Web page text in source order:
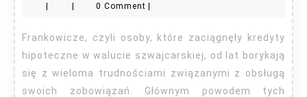
mają
problem?
| | 0 Comment |
Frankowicze, czyli osoby, które zaciągnęły kredyty
hipoteczne w walucie szwajcarskiej, od lat borykają
się z wieloma trudnościami związanymi z obsługą
swoich zobowiązań. Głównym powodem tych